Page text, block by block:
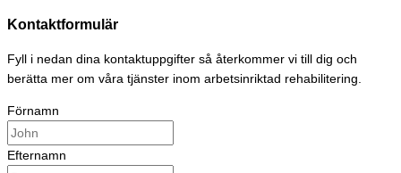
Kontaktformulär
Fyll i nedan dina kontaktuppgifter så återkommer vi till dig och
berätta mer om våra tjänster inom arbetsinriktad rehabilitering.
Förnamn
Efternamn
till